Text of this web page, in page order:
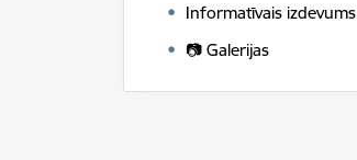
Informatīvais
📷 Galerijas